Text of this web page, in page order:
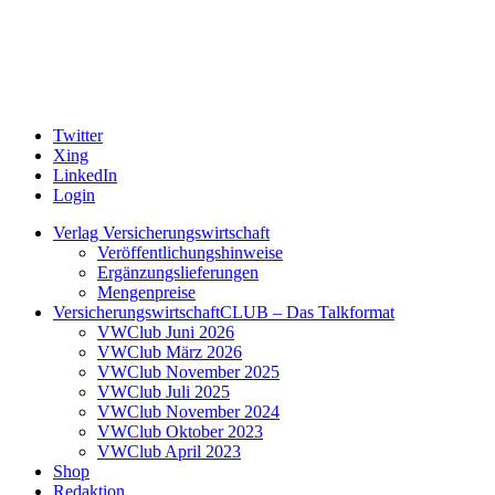
Twitter
Xing
LinkedIn
Login
Verlag Versicherungswirtschaft
Veröffentlichungshinweise
Ergänzungslieferungen
Mengenpreise
VersicherungswirtschaftCLUB – Das Talkformat
VWClub Juni 2026
VWClub März 2026
VWClub November 2025
VWClub Juli 2025
VWClub November 2024
VWClub Oktober 2023
VWClub April 2023
Shop
Redaktion